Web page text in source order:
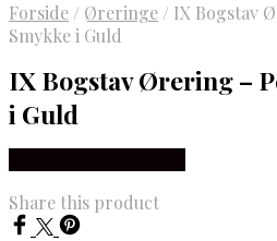
Forside / Øreringe / IX Bogstav
Smykke i Guld
IX Bogstav Ørering –
i Guld
Share this product